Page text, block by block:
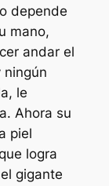
depende
mano,
andar el
le
Ahora su
piel
logra
gigante